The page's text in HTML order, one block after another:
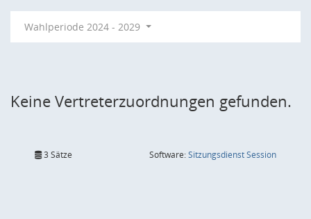
Wahlperiode 2024 - 2029
Keine Vertreterzuordnungen gefunden.
3 Sätze Software:SitzungsdienstSession(Wird in